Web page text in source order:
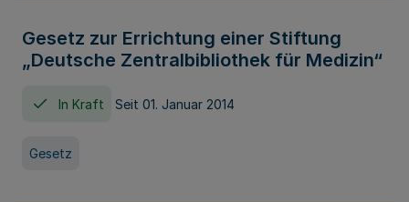
Gesetz zur Errichtung einer Stiftung
„Deutsche Zentralbibliothek für Medizin“
In Kraft Seit 01. Januar 2014
Gesetz